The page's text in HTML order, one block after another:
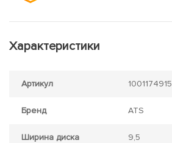
Характеристики
Артикул 1001174915
Бренд ATS
Ширина диска 9,5